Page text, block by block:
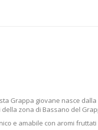
Grappa giovane nasce
della zona di Bassano del
e amabile con aromi